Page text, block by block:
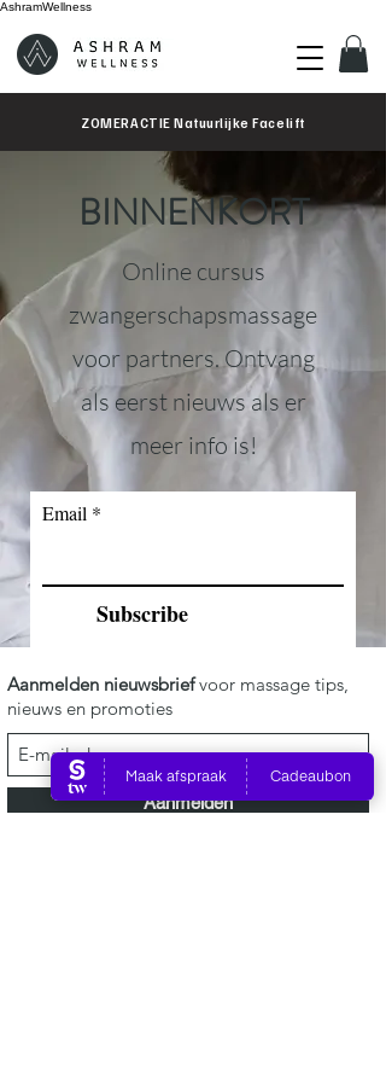
AshramWellness
ZOMERACTIE Natuurlijke Facelift
BINNENKORT
Online cursus
zwangerschapsmassage
voor partners. Ontvang
als eerst nieuws als er
meer info is!
Email
Subscribe
Aanmelden nieuwsbriefvoor massage tips,
nieuws en promoties
Aanmelden